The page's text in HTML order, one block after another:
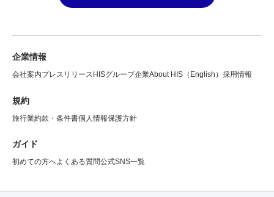
企業情報
会社案内プレスリリース HISグループ企業About HIS（English） 採用情報
規約
旅行業約款・条件書個人情報保護方針
ガイド
初めての方へよくある質問公式SNS一覧